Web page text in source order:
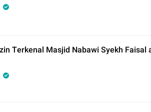
Terkenal Masjid Nabawi Syekh Faisal